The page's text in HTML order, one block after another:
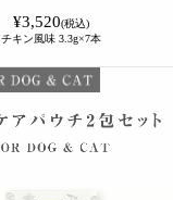
¥3,520(税込)
チキン風味 3.3g×7本